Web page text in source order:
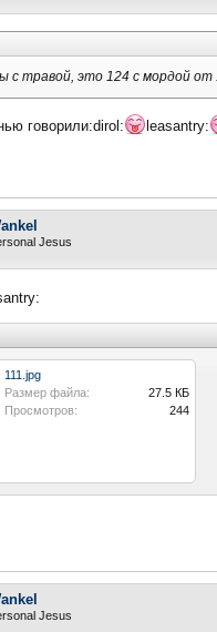
с травой, это 124 с мордой от
говорили:dirol: leasantry:
Jesus
111.jpg
Размер файла:
27.5 КБ
Просмотров:
244
Jesus